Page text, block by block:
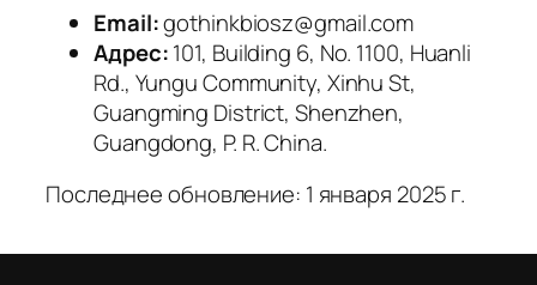
Email:gothinkbiosz@gmail.com
Адрес:101, Building 6, No. 1100, Huanli
Rd., Yungu Community, Xinhu St,
Guangming District, Shenzhen,
Guangdong, P. R. China.
Последнее обновление: 1 января 2025 г.